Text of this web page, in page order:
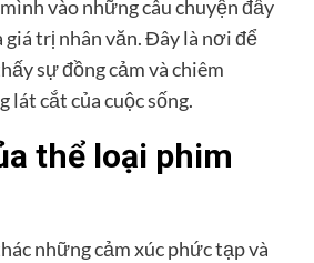
vào những câu chuyện đầy
giá trị nhân văn. Đây là nơi để
sự đồng cảm và chiêm
lát cắt của cuộc sống.
thể loại phim
những cảm xúc phức tạp và